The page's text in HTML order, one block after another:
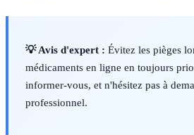
💡 Avis d'expert : Évitez les pièges
médicaments en ligne en toujours
informer-vous, et n'hésitez pas à
professionnel.